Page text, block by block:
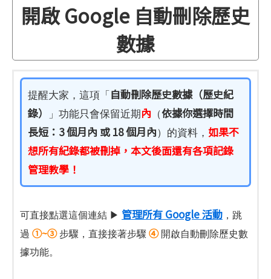
開啟 Google 自動刪除歷史
數據
提醒大家，這項「自動刪除歷史數據（歷史紀
錄）
」功能只會保留近期內 （依據你選擇時間
長短：3 個月內 或 18 個月內）的資料， 如果不
想所有紀錄都被刪掉，本文後面還有各項記錄
管理教學！
可直接點選這個連結 ▶ 管理所有 Google 活動 ，跳
過 ①~③ 步驟，直接接著步驟 ④ 開啟自動刪除歷史數
據功能。